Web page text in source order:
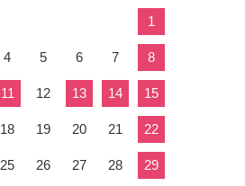
1
4 5 6 7 8
11 12 13 14 15
18 19 20 21 22
25 26 27 28 29